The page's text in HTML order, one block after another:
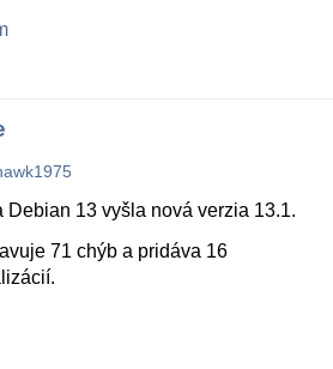
Debian 13 vyšla nová verzia 13.1.
71 chýb a pridáva 16